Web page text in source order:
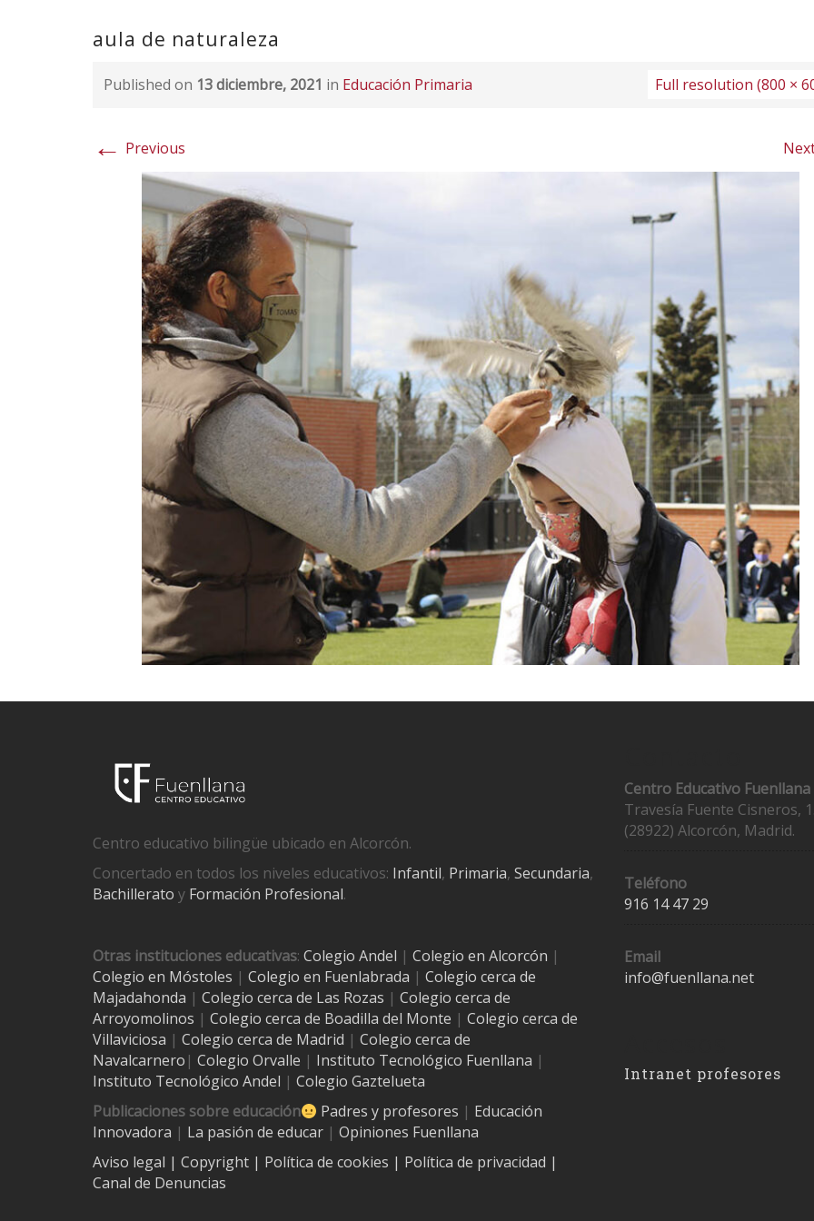
aula de naturaleza
Published on 13 diciembre, 2021 in Educación Primaria Full resolution (800 ×
← Previous
Centro educativo bilingüe ubicado en Alcorcón.
Concertado en todos los niveles educativos: Infantil, Primaria, Secundaria,
Bachillerato y Formación Profesional.
Otras instituciones educativas: Colegio Andel | Colegio en Alcorcón |
Colegio en Móstoles | Colegio en Fuenlabrada | Colegio cerca de
Majadahonda | Colegio cerca de Las Rozas | Colegio cerca de
Arroyomolinos | Colegio cerca de Boadilla del Monte | Colegio cerca de
Villaviciosa | Colegio cerca de Madrid | Colegio cerca de
Navalcarnero | Colegio Orvalle | Instituto Tecnológico Fuenllana |
Instituto Tecnológico Andel | Colegio Gaztelueta
Publicaciones sobre educación
Padres y profesores | Educación
Innovadora | La pasión de educar | Opiniones Fuenllana
Aviso legal | Copyright | Política de cookies | Política de privacidad |
Canal de Denuncias
Centro Educativo Fuenllana
Travesía Fuente Cisneros,
(28922) Alcorcón, Madrid.
Teléfono
916 14 47 29
Email
info@fuenllana.net
Intranet profesores